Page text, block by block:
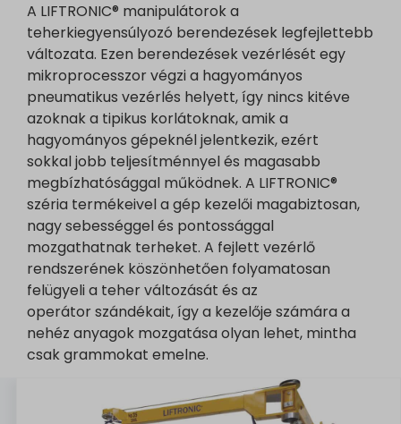
A LIFTRONIC® manipulátorok a
teherkiegyensúlyozó berendezések legfejlettebb
változata. Ezen berendezések vezérlését egy
mikroprocesszor végzi a hagyományos
pneumatikus vezérlés helyett, így nincs kitéve
azoknak a tipikus korlátoknak, amik a
hagyományos gépeknél jelentkezik, ezért
sokkal jobb teljesítménnyel és magasabb
megbízhatósággal működnek. A LIFTRONIC®
széria termékeivel a gép kezelői magabiztosan,
nagy sebességgel és pontossággal
mozgathatnak terheket. A fejlett vezérlő
rendszerének köszönhetően folyamatosan
felügyeli a teher változását és az
operátor szándékait, így a kezelője számára a
nehéz anyagok mozgatása olyan lehet, mintha
csak grammokat emelne.